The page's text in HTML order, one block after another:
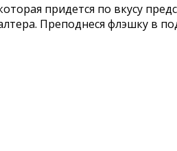
придется по вкусу
Преподнеся флэшку в